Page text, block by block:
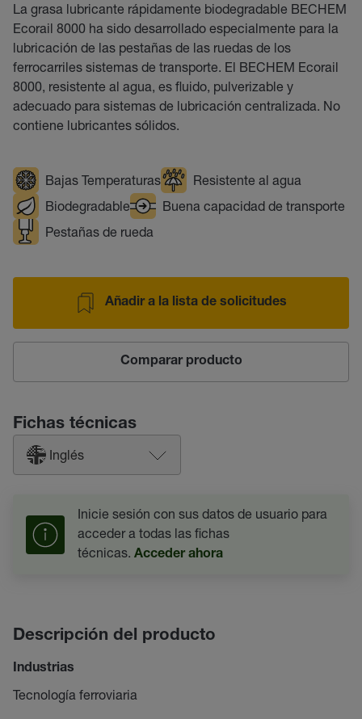
La grasa lubricante rápidamente biodegradable BECHEM
Ecorail 8000 ha sido desarrollado especialmente para la
lubricación de las pestañas de las ruedas de los
ferrocarriles sistemas de transporte. El BECHEM Ecorail
8000, resistente al agua, es fluido, pulverizable y
adecuado para sistemas de lubricación centralizada. No
contiene lubricantes sólidos.
Bajas Temperaturas
Resistente al agua
Biodegradable
Buena capacidad de transporte
Pestañas de rueda
Añadir a la lista de solicitudes
Comparar producto
Fichas técnicas
Inglés
Inicie sesión con sus datos de usuario para
acceder a todas las fichas
técnicas. Acceder ahora
Descripción del producto
Industrias
Tecnología ferroviaria